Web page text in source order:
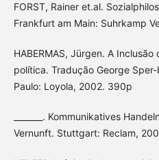
FORST, Rainer et.al.
Frankfurt am Main: Suhrkamp
HABERMAS, Jürgen. A
política. Tradução George
Paulo: Loyola, 2002. 390p
_______. Kommunikatives
Vernunft. Stuttgart: Reclam,